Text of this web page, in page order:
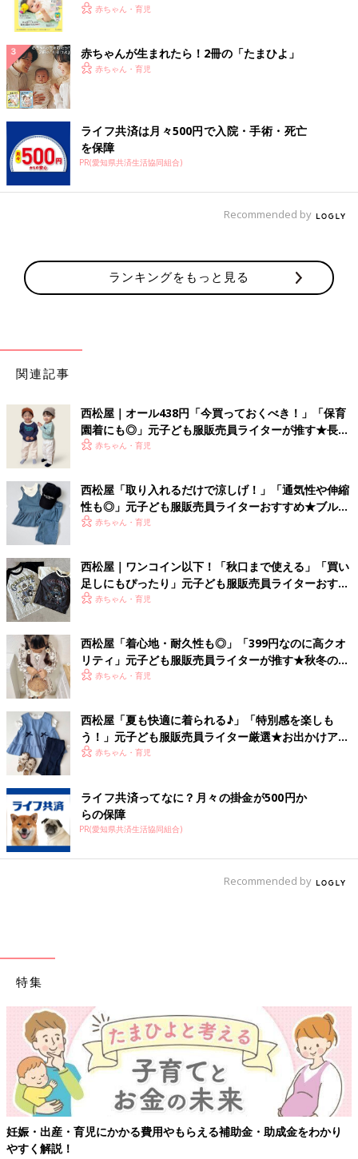
く！ おっぱい・ミルクの基本と夏のトラブル 解決テ
赤ちゃん・育児
赤ちゃんが生まれたら！2冊の「たまひよ」
赤ちゃん・育児
ライフ共済は月々500円で入院・手術・死亡
を保障
PR(愛知県共済生活協同組合)
Recommended by
ランキングをもっと見る
関連記事
西松屋｜オール438円「今買っておくべき！」「保育
園着にも◎」元子ども服販売員ライターが推す★長袖
Tシャツ5選
赤ちゃん・育児
西松屋「取り入れるだけで涼しげ！」「通気性や伸縮
性も◎」元子ども服販売員ライターおすすめ★ブルー
アイテム5選
赤ちゃん・育児
西松屋｜ワンコイン以下！「秋口まで使える」「買い
足しにもぴったり」元子ども服販売員ライターおすす
め★半袖Tシャツ5選
赤ちゃん・育児
西松屋「着心地・耐久性も◎」「399円なのに高クオ
リティ」元子ども服販売員ライターが推す★秋冬のお
出かけアイテム5選
赤ちゃん・育児
西松屋「夏も快適に着られる♪」「特別感を楽しも
う！」元子ども服販売員ライター厳選★お出かけアイ
テム5選
赤ちゃん・育児
ライフ共済ってなに？月々の掛金が500円か
らの保障
PR(愛知県共済生活協同組合)
Recommended by
特集
金・助成金をわかり 【ワクチン接種できるものも】妊婦の感染